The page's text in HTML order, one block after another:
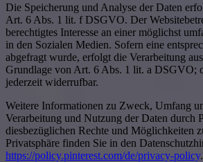
Die Speicherung und Analyse der Daten
Art. 6 Abs. 1 lit. f DSGVO. Der
berechtigtes Interesse an einer möglichst
in den Sozialen Medien. Sofern eine
abgefragt wurde, erfolgt die Verarbeitung
Grundlage von Art. 6 Abs. 1 lit. a DSGVO;
jederzeit widerrufbar.
Weitere Informationen zu Zweck, Umfang
Verarbeitung und Nutzung der Daten durch
diesbezüglichen Rechte und Möglichkeiten
Privatsphäre finden Sie in den
https://policy.pinterest.com/de/privacy-policy.